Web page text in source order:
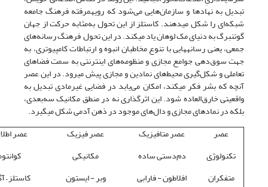
تبدیل به نهادها و سازمان‌هایی می‌شود که رویهمرفته فرهنگ جامعه‌
شبکه‌ای را شکل می­دهند. کاستلز از این تحول به‌مثابه حرکت از جهان
گوتنبرگ به دنیای مک لوهان یاد می­کند. در این تحول فرهنگ رسانه‌های
جمعی، یعنی رسانه‏هایی با تنوع مخاطبان انبوه و ارتباطات کامپیوتری، به
جهت سوق‌دهی جوامع مجازی و منظومه‌های اینترنتی به سمت فضاهای
تعاملی و شکل‌گیری محیط‌های نمادین و مجازی پیش می­رود. در این عصر
آنچه که بشر فکر می­کند، امکان می‌یابد در فضایی غیرمادی تبدیل به
واقعیتی خارق‌العاده شود. این اثرگذاری نه در منطق مکانیک سه‌بعدی،
بلکه در نمادهای مجازی و دال‌های موجود در ذهن آدمی شکل می­گیرد.
عصر
عصر متافیزیک عصر فیزیک
عصر
تکنولوژی
دم‌دستی ساده مکانیکی
متفکران
افلاطون - فارابی وبر - ایستون
کاستلز –